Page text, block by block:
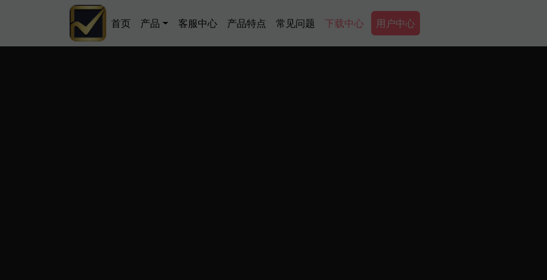
Main navigation
首页 产品 客服中心 产品特点 常见问题 下载中心 Secondary Menu
用户中心